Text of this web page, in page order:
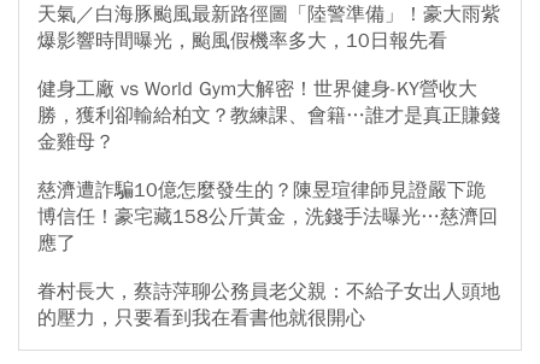
天氣／白海豚颱風最新路徑圖「陸警準備」！豪大雨紫
爆影響時間曝光，颱風假機率多大，10日報先看
健身工廠 vs World Gym大解密！世界健身-KY營收大
勝，獲利卻輸給柏文？教練課、會籍…誰才是真正賺錢
金雞母？
慈濟遭詐騙10億怎麼發生的？陳昱瑄律師見證嚴下跪
博信任！豪宅藏158公斤黃金，洗錢手法曝光…慈濟回
應了
眷村長大，蔡詩萍聊公務員老父親：不給子女出人頭地
的壓力，只要看到我在看書他就很開心